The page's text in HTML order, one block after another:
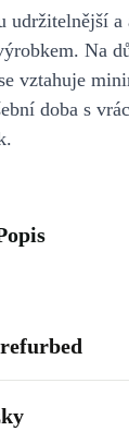
udržitelnější
Na
vztahuje
doba s